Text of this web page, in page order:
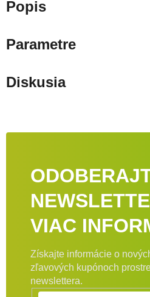
Popis
Parametre
Diskusia
VIAC
Získajte informácie o
zľavových kupónoch
newslettera.